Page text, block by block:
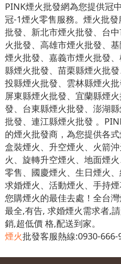
PINK煙火批發網為您提供冠
冠-1煙火零售服務。煙火批
批發、新北市煙火批發、台
火批發、高雄市煙火批發、
煙火批發、嘉義市煙火批發
縣煙火批發、苗栗縣煙火批
投縣煙火批發、雲林縣煙火批
屏東縣煙火批發、宜蘭縣煙
發、台東縣煙火批發、澎湖
批發、連江縣煙火批發 。
的煙火批發商，為您提供各式
盒裝煙火、升空煙火、火箭
火、旋轉升空煙火、地面煙
零售、國慶煙火、生日煙火、
求婚煙火、活動煙火、手持
您購煙火的最佳去處！全台
最全,有告, 求婚煙火需求者,
銷,超低價 格,配送到家。
煙火批發客服熱線:0930-666-